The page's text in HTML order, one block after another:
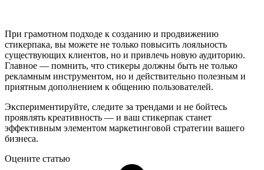
При грамотном подходе к созданию и продвижению
стикерпака, вы можете не только повысить лояльность
существующих клиентов, но и привлечь новую аудиторию.
Главное — помнить, что стикеры должны быть не только
рекламным инструментом, но и действительно полезным и
приятным дополнением к общению пользователей.
Экспериментируйте, следите за трендами и не бойтесь
проявлять креативность — и ваш стикерпак станет
эффективным элементом маркетинговой стратегии вашего
бизнеса.
Оцените статью